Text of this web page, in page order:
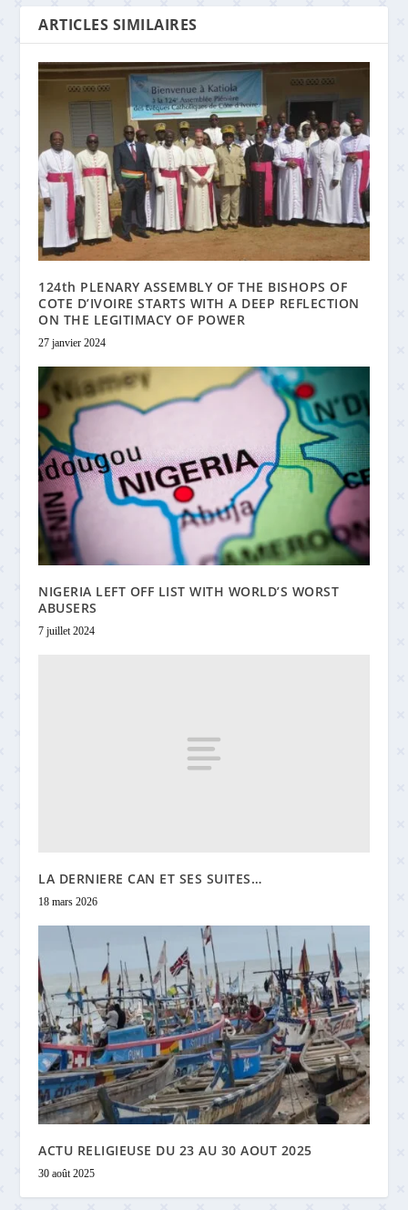
ARTICLES SIMILAIRES
124th PLENARY ASSEMBLY OF THE BISHOPS OF
COTE D’IVOIRE STARTS WITH A DEEP REFLECTION
ON THE LEGITIMACY OF POWER
27 janvier 2024
NIGERIA LEFT OFF LIST WITH WORLD’S WORST
ABUSERS
7 juillet 2024
LA DERNIERE CAN ET SES SUITES…
18 mars 2026
ACTU RELIGIEUSE DU 23 AU 30 AOUT 2025
30 août 2025